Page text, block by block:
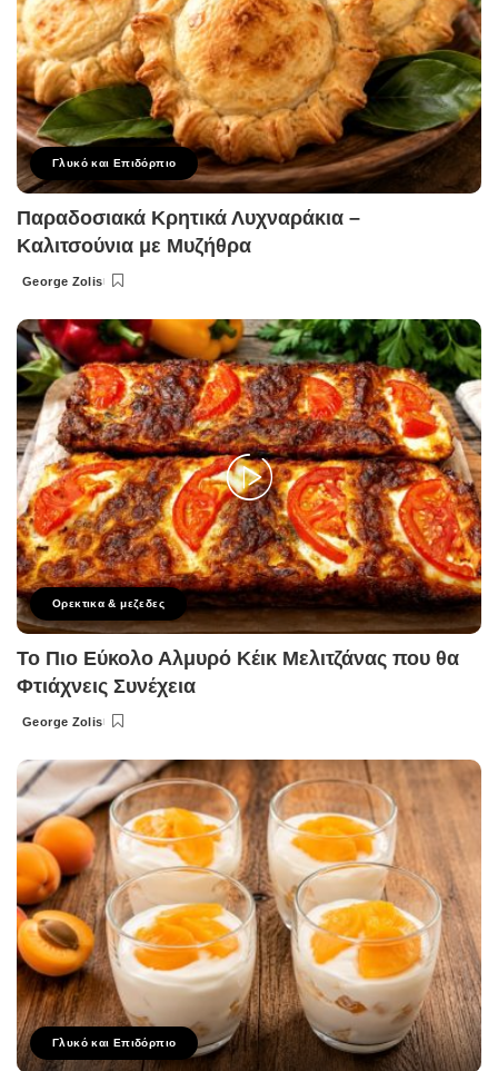
Γλυκό και Επιδόρπιο
Παραδοσιακά Κρητικά Λυχναράκια –
Καλιτσούνια με Μυζήθρα
Posted
George Zolis
Ορεκτικα & μεζεδες
Το Πιο Εύκολο Αλμυρό Κέικ Μελιτζάνας που θα
Φτιάχνεις Συνέχεια
Posted
George Zolis
Γλυκό και Επιδόρπιο